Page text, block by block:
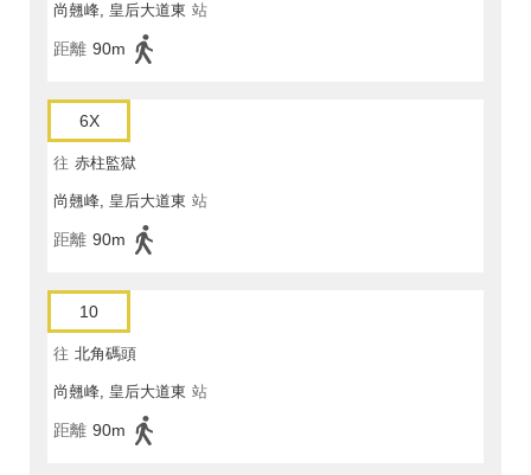
尚翹峰, 皇后大道東 站
距離 90m
6X
往 赤柱監獄
尚翹峰, 皇后大道東 站
距離 90m
10
往 北角碼頭
尚翹峰, 皇后大道東 站
距離 90m